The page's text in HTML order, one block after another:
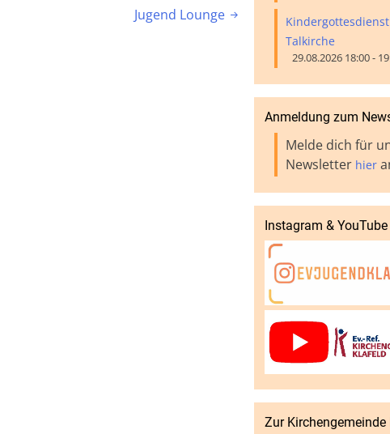
Jugend Lounge 
Kindergottesdienst
Talkirche
29.08.2026 18:00 -
Anmeldung zum
Melde dich für
Newsletter hier
Instagram & YouTube
Zur Kirchengemeinde